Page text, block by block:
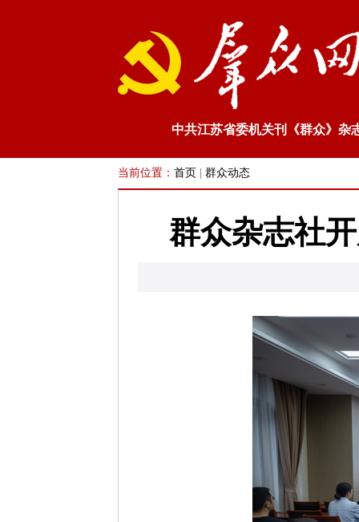
中共江苏省委机关刊《群众》杂
当前位置： 首页 群众动态
群众杂志社